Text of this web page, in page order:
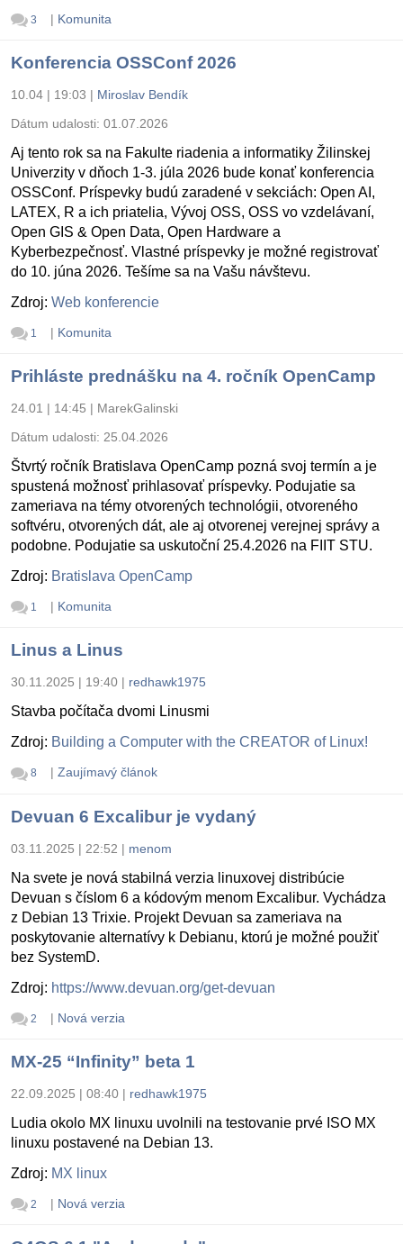
3 | Komunita
Konferencia OSSConf 2026
10.04 | 19:03 | Miroslav Bendík
Dátum udalosti: 01.07.2026
Aj tento rok sa na Fakulte riadenia a informatiky Žilinskej
Univerzity v dňoch 1-3. júla 2026 bude konať konferencia
OSSConf. Príspevky budú zaradené v sekciách: Open AI,
LATEX, R a ich priatelia, Vývoj OSS, OSS vo vzdelávaní,
Open GIS & Open Data, Open Hardware a
Kyberbezpečnosť. Vlastné príspevky je možné registrovať
do 10. júna 2026. Tešíme sa na Vašu návštevu.
Zdroj: Web konferencie
1 | Komunita
Prihláste prednášku na 4. ročník OpenCamp
24.01 | 14:45 | MarekGalinski
Dátum udalosti: 25.04.2026
Štvrtý ročník Bratislava OpenCamp pozná svoj termín a je
spustená možnosť prihlasovať príspevky. Podujatie sa
zameriava na témy otvorených technológii, otvoreného
softvéru, otvorených dát, ale aj otvorenej verejnej správy a
podobne. Podujatie sa uskutoční 25.4.2026 na FIIT STU.
Zdroj: Bratislava OpenCamp
1 | Komunita
Linus a Linus
30.11.2025 | 19:40 | redhawk1975
Stavba počítača dvomi Linusmi
Zdroj: Building a Computer with the CREATOR of Linux!
8 | Zaujímavý článok
Devuan 6 Excalibur je vydaný
03.11.2025 | 22:52 | menom
Na svete je nová stabilná verzia linuxovej distribúcie
Devuan s číslom 6 a kódovým menom Excalibur. Vychádza
z Debian 13 Trixie. Projekt Devuan sa zameriava na
poskytovanie alternatívy k Debianu, ktorú je možné použiť
bez SystemD.
Zdroj: https://www.devuan.org/get-devuan
2 | Nová verzia
MX-25 “Infinity” beta 1
22.09.2025 | 08:40 | redhawk1975
Ludia okolo MX linuxu uvolnili na testovanie prvé ISO MX
linuxu postavené na Debian 13.
Zdroj: MX linux
2 | Nová verzia